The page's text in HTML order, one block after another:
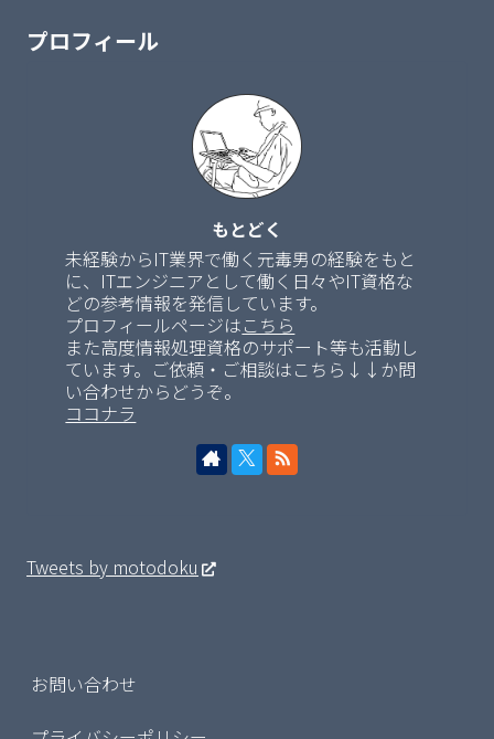
プロフィール
もとどく
未経験からIT業界で働く元毒男の経験をもと
に、ITエンジニアとして働く日々やIT資格な
どの参考情報を発信しています。
プロフィールページはこちら
また高度情報処理資格のサポート等も活動し
ています。ご依頼・ご相談はこちら↓↓か問
い合わせからどうぞ。
ココナラ
Tweets by motodoku
お問い合わせ